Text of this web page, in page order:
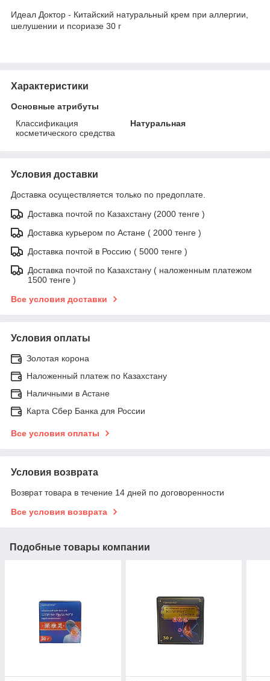
Идеал Доктор - Китайский натуральный крем при аллергии,
шелушении и псориазе 30 г
Характеристики
Основные атрибуты
Классификация
косметического средства
Натуральная
Условия доставки
Доставка осуществляется только по предоплате.
Доставка почтой по Казахстану (2000 тенге )
Доставка курьером по Астане ( 2000 тенге )
Доставка почтой в Россию ( 5000 тенге )
Доставка почтой по Казахстану ( наложенным платежом
1500 тенге )
Все условия доставки
Условия оплаты
Золотая корона
Наложенный платеж по Казахстану
Наличными в Астане
Карта Сбер Банка для России
Все условия оплаты
Условия возврата
Возврат товара в течение 14 дней по договоренности
Все условия возврата
Подобные товары компании